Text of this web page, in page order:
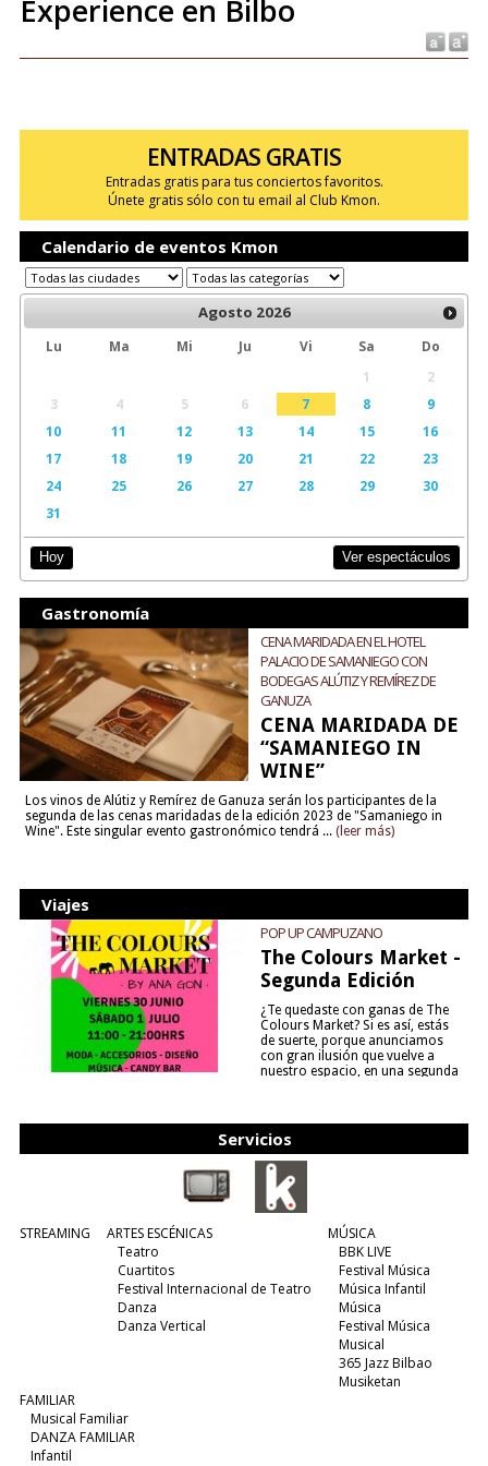
Experience en Bilbo
ENTRADAS GRATIS
Entradas gratis para tus conciertos favoritos.
Únete gratis sólo con tu email al Club Kmon.
Calendario de eventos Kmon
Agosto 2026
Lu Ma Mi Ju Vi Sa
Do
1
2
3
4 5 6 7 8
9
10
11 12 13 14 15
16
17
18 19 20 21 22
23
24
25 26 27 28 29
30
31
Hoy Ver espectáculos
Gastronomía
CENA MARIDADA EN EL HOTEL
PALACIO DE SAMANIEGO CON
BODEGAS ALÚTIZ Y REMÍREZ DE
GANUZA
CENA MARIDADA DE
“SAMANIEGO IN
WINE”
Los vinos de Alútiz y Remírez de Ganuza serán los participantes de la
segunda de las cenas maridadas de la edición 2023 de "Samaniego in
Wine". Este singular evento gastronómico tendrá ... (leer más)
Viajes
POP UP CAMPUZANO
The Colours Market -
Segunda Edición
¿Te quedaste con ganas de The
Colours Market? Si es así, estás
de suerte, porque anunciamos
con gran ilusión que vuelve a
nuestro espacio, en una segunda
Servicios
STREAMING
ARTES ESCÉNICAS
Teatro
Cuartitos
Festival Internacional de Teatro
Danza
Danza Vertical
MÚSICA
BBK LIVE
Festival Música
Música Infantil
Música
Festival Música
Musical
365 Jazz Bilbao
Musiketan
FAMILIAR
Musical Familiar
DANZA FAMILIAR
Infantil